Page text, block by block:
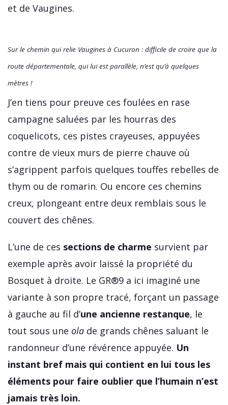
et de Vaugines.
Sur le chemin qui relie Vaugines à Cucuron : difficile de croire que la
route départementale, qui lui est parallèle, n’est qu’à quelques
mètres !
J’en tiens pour preuve ces foulées en rase
campagne saluées par les hourras des
coquelicots, ces pistes crayeuses, appuyées
contre de vieux murs de pierre chauve où
s’agrippent parfois quelques touffes rebelles de
thym ou de romarin. Ou encore ces chemins
creux, plongeant entre deux remblais sous le
couvert des chênes.
L’une de ces sections de charme survient par
exemple après avoir laissé la propriété du
Bosquet à droite. Le GR®9 a ici imaginé une
variante à son propre tracé, forçant un passage
à gauche au fil d’une ancienne restanque, le
tout sous une ola de grands chênes saluant le
randonneur d’une révérence appuyée. Un
instant bref mais qui contient en lui tous les
éléments pour faire oublier que l’humain n’est
jamais très loin.